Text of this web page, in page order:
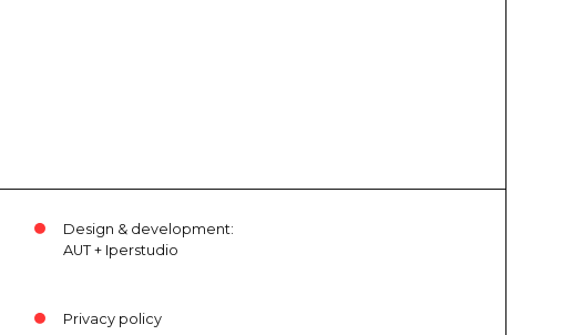
Design & development:
AUT+ Iperstudio
Privacy policy